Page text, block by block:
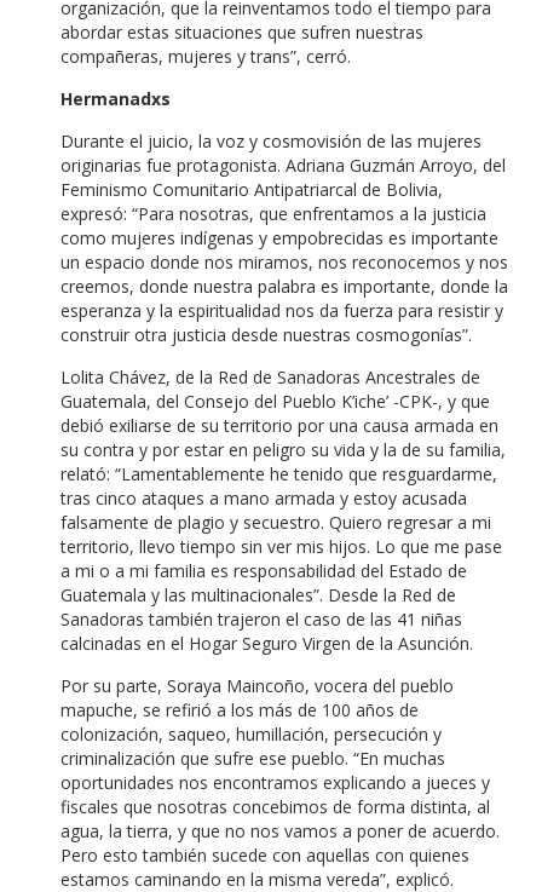
organización, que la reinventamos todo el tiempo para
abordar estas situaciones que sufren nuestras
compañeras, mujeres y trans”, cerró.
Hermanadxs
Durante el juicio, la voz y cosmovisión de las mujeres
originarias fue protagonista. Adriana Guzmán Arroyo, del
Feminismo Comunitario Antipatriarcal de Bolivia,
expresó: “Para nosotras, que enfrentamos a la justicia
como mujeres indígenas y empobrecidas es importante
un espacio donde nos miramos, nos reconocemos y nos
creemos, donde nuestra palabra es importante, donde la
esperanza y la espiritualidad nos da fuerza para resistir y
construir otra justicia desde nuestras cosmogonías”.
Lolita Chávez, de la Red de Sanadoras Ancestrales de
Guatemala, del Consejo del Pueblo K’iche’ -CPK-, y que
debió exiliarse de su territorio por una causa armada en
su contra y por estar en peligro su vida y la de su familia,
relató: “Lamentablemente he tenido que resguardarme,
tras cinco ataques a mano armada y estoy acusada
falsamente de plagio y secuestro. Quiero regresar a mi
territorio, llevo tiempo sin ver mis hijos. Lo que me pase
a mi o a mi familia es responsabilidad del Estado de
Guatemala y las multinacionales”. Desde la Red de
Sanadoras también trajeron el caso de las 41 niñas
calcinadas en el Hogar Seguro Virgen de la Asunción.
Por su parte, Soraya Maincoño, vocera del pueblo
mapuche, se refirió a los más de 100 años de
colonización, saqueo, humillación, persecución y
criminalización que sufre ese pueblo. “En muchas
oportunidades nos encontramos explicando a jueces y
fiscales que nosotras concebimos de forma distinta, al
agua, la tierra, y que no nos vamos a poner de acuerdo.
Pero esto también sucede con aquellas con quienes
estamos caminando en la misma vereda”, explicó.